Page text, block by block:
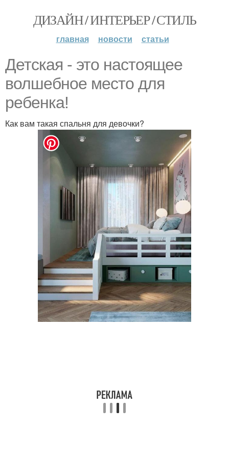
ДИЗАЙН / ИНТЕРЬЕР / СТИЛЬ
главная новости статьи
Детская - это настоящее
волшебное место для
ребенка!
Как вам такая спальня для девочки?